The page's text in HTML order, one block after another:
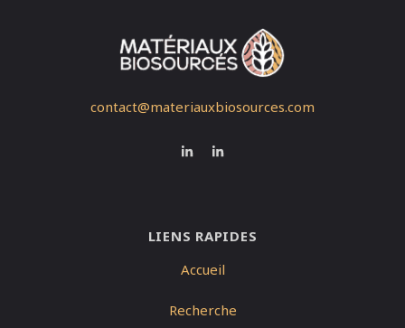
contact@materiauxbiosources.com
LIENS RAPIDES
Accueil
Recherche